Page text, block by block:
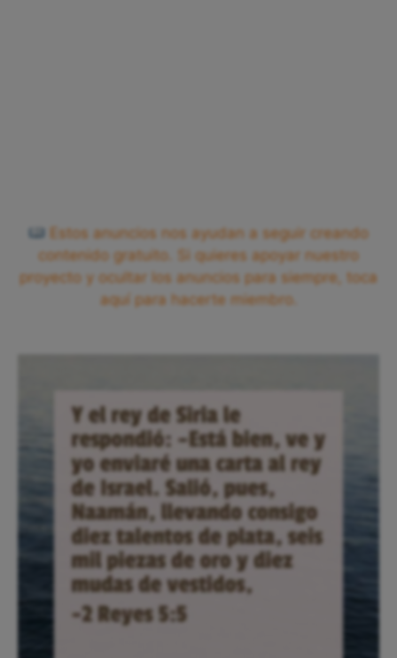
Estos anuncios nos ayudan a seguir creando
contenido gratuito. Si quieres apoyar nuestro
proyecto y ocultar los anuncios para siempre, toca
aquí para hacerte miembro.